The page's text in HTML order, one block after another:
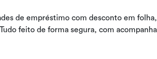
de empréstimo com desconto em
feito de forma segura, com